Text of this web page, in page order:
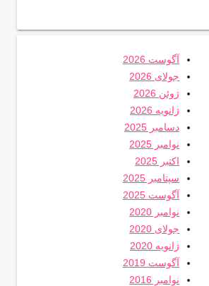
آگوست 2026
جولای 2026
ژوئن 2026
ژانویه 2026
دسامبر 2025
نوامبر 2025
اکتبر 2025
سپتامبر 2025
آگوست 2025
نوامبر 2020
جولای 2020
ژانویه 2020
آگوست 2019
نوامبر 2016